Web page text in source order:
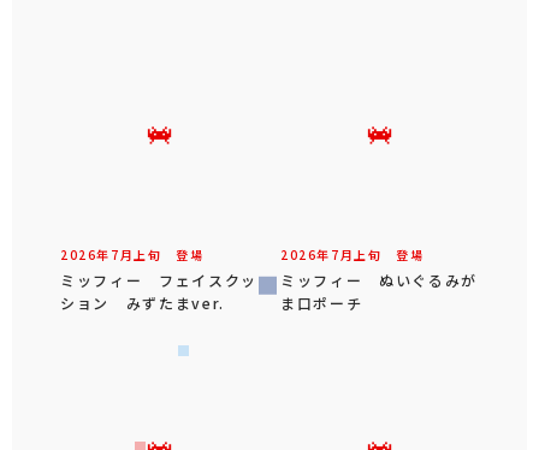
2026年 7 月 上旬 登場
ミッフィー フェイスクッ
ション みずたまver.
2026年 7 月 上旬 登場
ミッフィー ぬいぐるみが
ま口ポーチ